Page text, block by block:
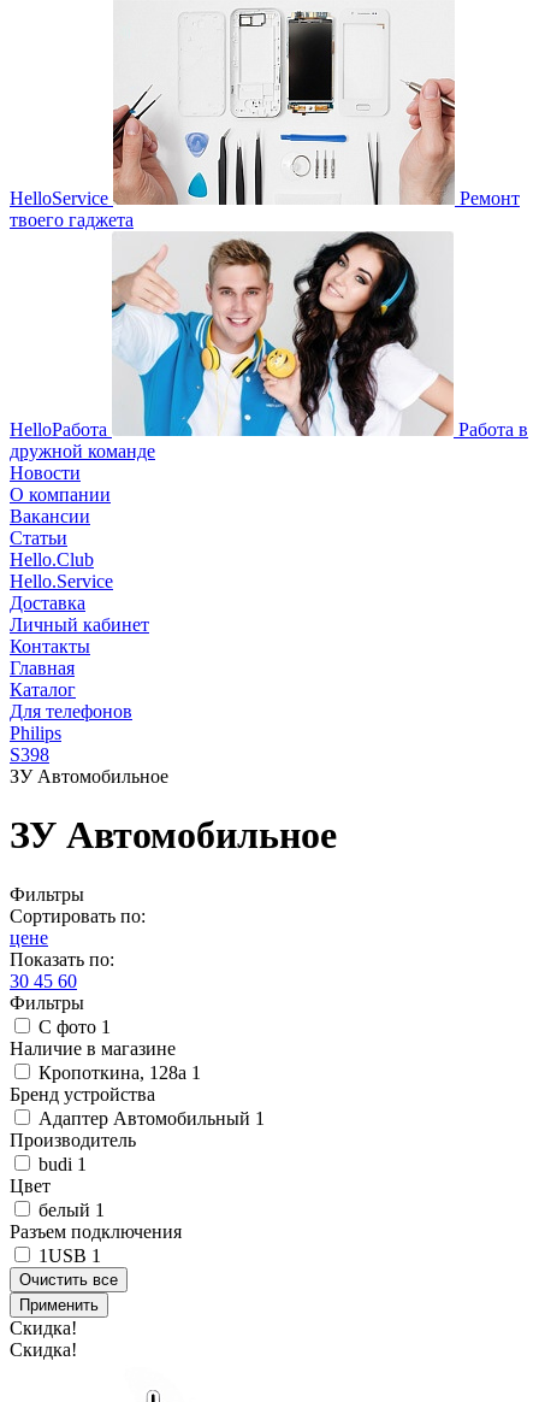
HelloService
Ремонт
твоего гаджета
HelloРабота
Работа в
дружной команде
Новости
О компании
Вакансии
Статьи
Hello.Club
Hello.Service
Доставка
Личный кабинет
Контакты
Главная
Каталог
Для телефонов
Philips
S398
ЗУ Автомобильное
ЗУ Автомобильное
Фильтры
Сортировать по:
цене
Показать по:
30 45 60
Фильтры
С фото 1
Наличие в магазине
Кропоткина, 128а 1
Бренд устройства
Адаптер Автомобильный 1
Производитель
budi 1
Цвет
белый 1
Разъем подключения
1USB 1
Очистить все
Применить
Скидка!
Скидка!